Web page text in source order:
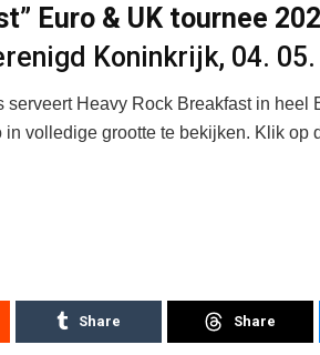
Euro & UK tournee
Koninkrijk, 04.
Heavy Rock Breakfast in heel
volledige grootte te bekijken. Klik op
Share Share